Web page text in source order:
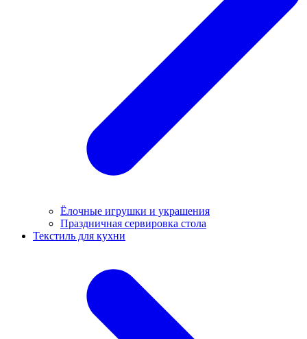
Ёлочные игрушки и украшения
Праздничная сервировка стола
Текстиль для кухни